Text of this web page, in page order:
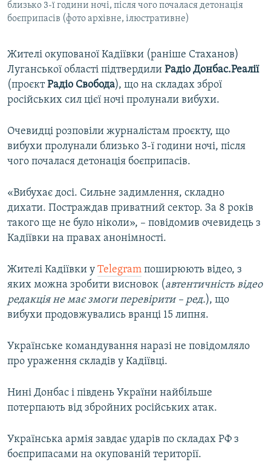
близько 3-ї години ночі, після чого почалася детонація
боєприпасів (фото архівне, ілюстративне)
Жителі окупованої Кадіївки (раніше Стаханов)
Луганської області підтвердили Радіо Донбас.Реалії
(проєктРадіо Свобода), що на складах зброї
російських сил цієї ночі пролунали вибухи.
Очевидці розповіли журналістам проєкту, що
вибухи пролунали близько 3-ї години ночі, після
чого почалася детонація боєприпасів.
«Вибухає досі. Сильне задимлення, складно
дихати. Постраждав приватний сектор. За 8 років
такого ще не було ніколи», – повідомив очевидець з
Кадіївки на правах анонімності.
Жителі Кадіївки у Telegram поширюють відео, з
яких можна зробити висновок (автентичність відео
редакція не має змоги перевірити – ред.), що
вибухи продовжувались вранці 15 липня.
Українське командування наразі не повідомляло
про ураження складів у Кадіївці.
Нині Донбас і південь України найбільше
потерпають від збройних російських атак.
Українська армія завдає ударів по складах РФ з
боєприпасами на окупованій території.